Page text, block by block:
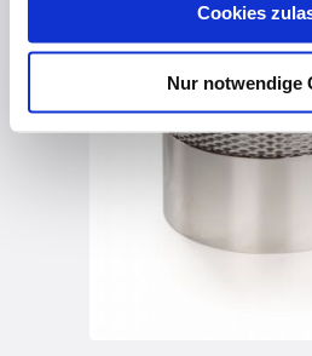
und unser
Cookies
Nur notwendige